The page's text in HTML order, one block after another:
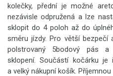
kolečky, přední je možné
nezávisle odpružená a lze
sklopit do 4 poloh až do
směru jízdy. Pro větší
polstrovaný 5bodový pás a
sklopení. Součástí kočárku
a velký nákupní košík.